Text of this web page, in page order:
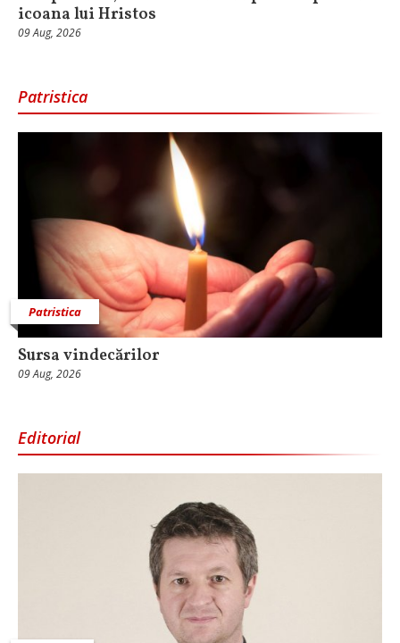
icoana lui Hristos
09 Aug, 2026
Patristica
Patristica
Sursa vindecărilor
09 Aug, 2026
Editorial